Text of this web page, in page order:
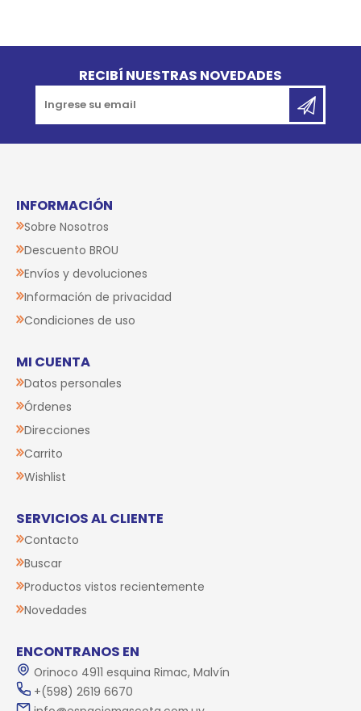
RECIBÍ NUESTRAS NOVEDADES
INFORMACIÓN
Sobre Nosotros
Descuento BROU
Envíos y devoluciones
Información de privacidad
Condiciones de uso
MI CUENTA
Datos personales
Órdenes
Direcciones
Carrito
Wishlist
SERVICIOS AL CLIENTE
Contacto
Buscar
Productos vistos recientemente
Novedades
ENCONTRANOS EN
Orinoco 4911 esquina Rimac, Malvín
+(598) 2619 6670